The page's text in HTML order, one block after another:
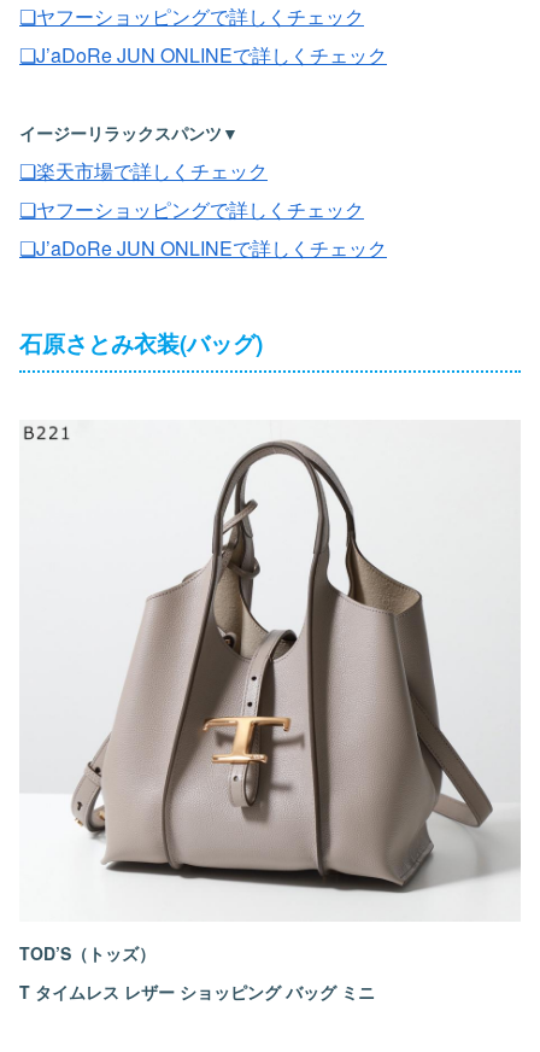
❏ヤフーショッピングで詳しくチェック
❏J’aDoRe JUN ONLINEで詳しくチェック
イージーリラックスパンツ▼
❏楽天市場で詳しくチェック
❏ヤフーショッピングで詳しくチェック
❏J’aDoRe JUN ONLINEで詳しくチェック
石原さとみ衣装(バッグ)
TOD’S（トッズ）
T タイムレス レザー ショッピング バッグ ミニ